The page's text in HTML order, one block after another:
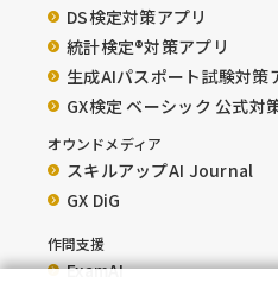
DS検定対策アプリ
統計検定®︎対策アプリ
生成AIパスポート試験対策
GX検定 ベーシック 公式対
オウンドメディア
スキルアップAI Journal
GX DiG
作問支援
ExamAI